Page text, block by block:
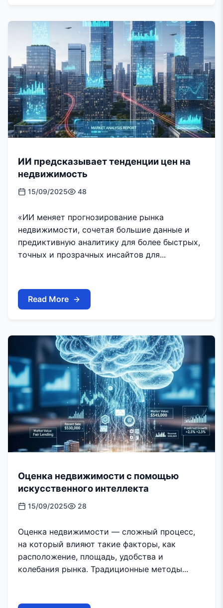
ИИ предсказывает тенденции цен на
недвижимость
15/09/2025 48
«ИИ меняет прогнозирование рынка
недвижимости, сочетая большие данные и
предиктивную аналитику для более быстрых,
точных и прозрачных инсайтов для...
Read More
Оценка недвижимости с помощью
искусственного интеллекта
15/09/2025 28
Оценка недвижимости — сложный процесс,
на который влияют такие факторы, как
расположение, площадь, удобства и
колебания рынка. Традиционные методы...